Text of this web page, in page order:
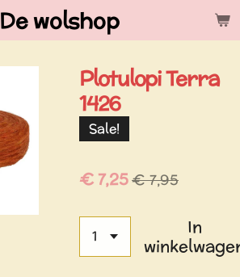
De wolshop
Plotulopi Terra
1426
Sale!
€ 7,25€ 7,95
In